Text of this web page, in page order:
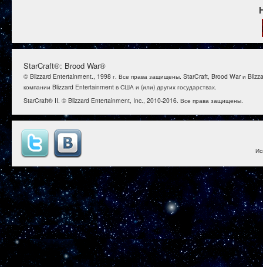
StarCraft®: Brood War®
© Blizzard Entertainment., 1998 г. Все права защищены. StarCraft, Brood War и
компании Blizzard Entertainment в США и (или) других государствах.
StarCraft® II. © Blizzard Entertainment, Inc., 2010-2016. Все права защищены.